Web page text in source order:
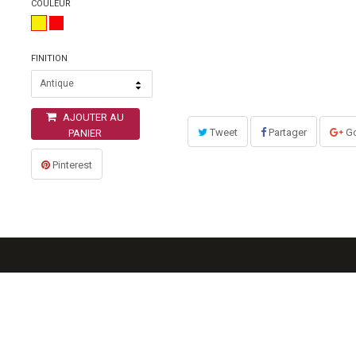
COULEUR
FINITION
Antique
AJOUTER AU
PANIER
Tweet Partager
Pinterest